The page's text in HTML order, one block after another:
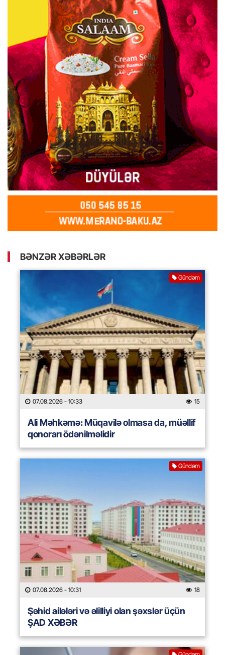
BƏNZƏR XƏBƏRLƏR
Gündəm
07.08.2026 - 10:33 15
Ali Məhkəmə: Müqavilə olmasa da, müəllif
qonorarı ödənilməlidir
Gündəm
07.08.2026 - 10:31 18
Şəhid ailələri və əlilliyi olan şəxslər üçün
ŞAD XƏBƏR